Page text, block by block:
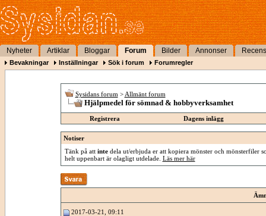
Nyheter Artiklar Bloggar Forum Bilder Annonser
Bevakningar Inställningar Sök i forum Forumregler
Sysidans forum > Allmänt forum
Hjälpmedel för sömnad & hobbyverksamhet
Registrera Dagens inlägg
Notiser
Tänk på att intedela ut/erbjuda er att kopiera mönster och mönsterfiler
helt uppenbart är olagligt utdelade. Läs mer här
2017-03-21, 09:11